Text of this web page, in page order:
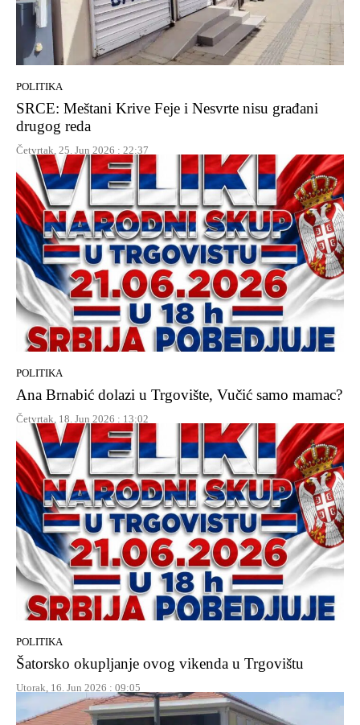
POLITIKA
SRCE: Meštani Krive Feje i Nesvrte nisu građani
drugog reda
Četvrtak, 25. Jun 2026 : 22:37
POLITIKA
Ana Brnabić dolazi u Trgovište, Vučić samo mamac?
Četvrtak, 18. Jun 2026 : 13:02
POLITIKA
Šatorsko okupljanje ovog vikenda u Trgovištu
Utorak, 16. Jun 2026 : 09:05